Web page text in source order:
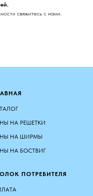
свяжитесь с нами.
НА РЕШЕТКИ
НА ШИРМЫ
НА БОСТВИГ
ПОТРЕБИТЕЛЯ